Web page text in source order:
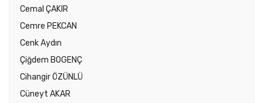
Cemal ÇAKIR
Cemre PEKCAN
Cenk Aydın
Çiğdem BOGENÇ
Cihangir ÖZÜNLÜ
Cüneyt AKAR